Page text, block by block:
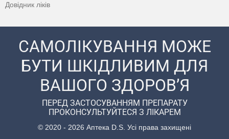
Довідник ліків
САМОЛІКУВАННЯ МОЖЕ
БУТИ ШКІДЛИВИМ ДЛЯ
ВАШОГО ЗДОРОВ’Я
ПЕРЕД ЗАСТОСУВАННЯМ ПРЕПАРАТУ
ПРОКОНСУЛЬТУЙТЕСЯ З ЛІКАРЕМ
© 2020 - 2026 Аптека D.S. Усі права захищені